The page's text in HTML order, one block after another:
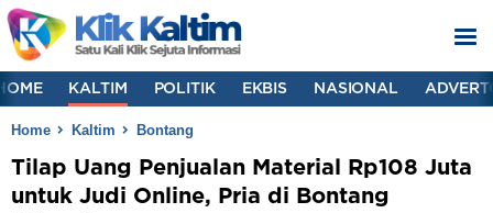
KALTIM POLITIK EKBIS NASIONAL
Home Kaltim Bontang
Tilap Uang Penjualan Material Rp108 Juta
untuk Judi Online, Pria di Bontang